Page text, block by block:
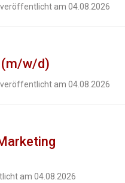
am 04.08.2026
(m/w/d)
am 04.08.2026
am 04.08.2026